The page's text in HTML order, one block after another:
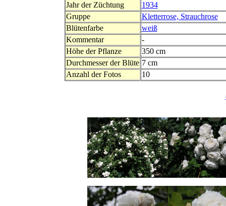
Jahr der Züchtung
1934
Gruppe
Kletterrose, Strauchrose
Blütenfarbe
weiß
Kommentar
-
Höhe der Pflanze
350 cm
Durchmesser der Blüte 7 cm
Anzahl der Fotos
10